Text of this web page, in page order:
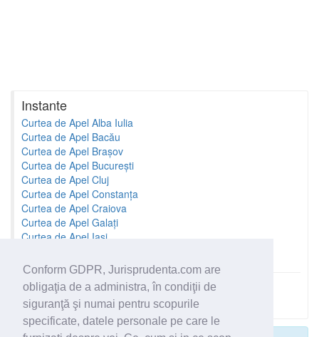
Conform GDPR, Jurisprudenta.com are
obligaţia de a administra, în condiţii de
siguranţă şi numai pentru scopurile
specificate, datele personale pe care le
Instante
Curtea de Apel Alba Iulia
Curtea de Apel Bacău
Curtea de Apel Brașov
Curtea de Apel București
Curtea de Apel Cluj
Curtea de Apel Constanța
Curtea de Apel Craiova
Curtea de Apel Galați
Curtea de Apel Iași
Toate instantele